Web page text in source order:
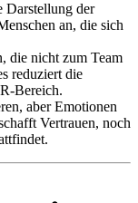
Darstellung der
an, die sich
die nicht zum Team
reduziert die
Bereich.
aber Emotionen
Vertrauen, noch